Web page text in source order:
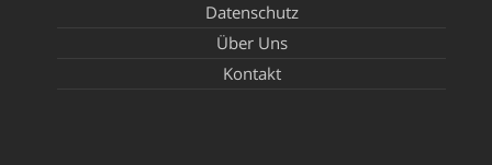
Datenschutz
Über Uns
Kontakt